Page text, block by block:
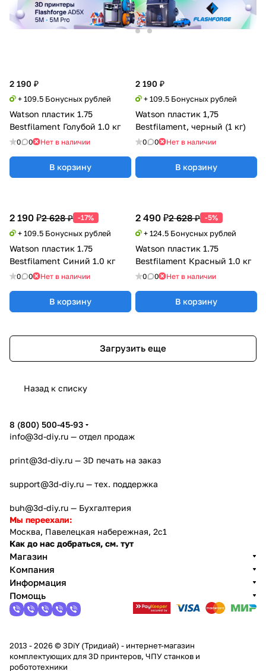
2 190 ₽
+ 109.5 Бонусных рублей
Watson пластик 1.75
Bestfilament Голубой 1.0 кг
0 0 Нет в наличии
В корзину
2 190 ₽
+ 109.5 Бонусных рублей
Watson пластик 1,75
Bestfilament, черный (1 кг)
0 0 Нет в наличии
В корзину
2 190 ₽2 628 ₽ -17%
+ 109.5 Бонусных рублей
Watson пластик 1.75
Bestfilament Синий 1.0 кг
0 0 Нет в наличии
В корзину
2 490 ₽2 628 ₽ -5%
+ 124.5 Бонусных рублей
Watson пластик 1.75
Bestfilament Красный 1.0 кг
0 0 Нет в наличии
В корзину
Загрузить еще
Назад к списку
8 (800) 500-45-93
info@3d-diy.ru — отдел продаж
print@3d-diy.ru — 3D печать на заказ
support@3d-diy.ru — тех. поддержка
buh@3d-diy.ru — Бухгалтерия
Мы переехали:
Москва, Павелецкая набережная, 2с1
Как до нас добраться, см. тут
Магазин
Компания
Информация
Помощь
2013 - 2026 © 3DiY (Тридиай) - интернет-магазин
комплектующих для 3D принтеров, ЧПУ станков и
робототехники